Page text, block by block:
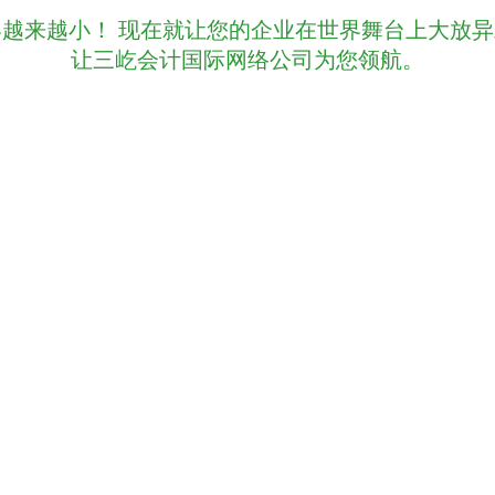
来越小！ 现在就让您的企业在世界舞台上大放
让三屹会计国际网络公司为您领航。